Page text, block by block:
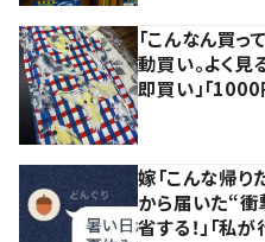
「こんなん買
動買い。よく
即買い」「1000
嫁「こんな帰り
から届いた“
省する！」「私